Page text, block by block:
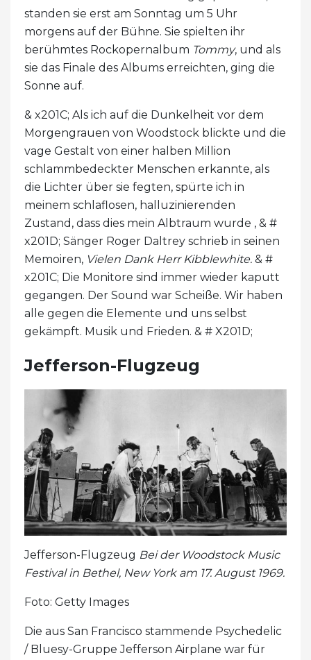
standen sie erst am Sonntag um 5 Uhr
morgens auf der Bühne. Sie spielten ihr
berühmtes Rockopernalbum Tommy, und als
sie das Finale des Albums erreichten, ging die
Sonne auf.
& x201C; Als ich auf die Dunkelheit vor dem
Morgengrauen von Woodstock blickte und die
vage Gestalt von einer halben Million
schlammbedeckter Menschen erkannte, als
die Lichter über sie fegten, spürte ich in
meinem schlaflosen, halluzinierenden
Zustand, dass dies mein Albtraum wurde , & #
x201D; Sänger Roger Daltrey schrieb in seinen
Memoiren, Vielen Dank Herr Kibblewhite. & #
x201C; Die Monitore sind immer wieder kaputt
gegangen. Der Sound war Scheiße. Wir haben
alle gegen die Elemente und uns selbst
gekämpft. Musik und Frieden. & # X201D;
Jefferson-Flugzeug
Jefferson-Flugzeug Bei der Woodstock Music
Festival in Bethel, New York am 17. August 1969.
Foto: Getty Images
Die aus San Francisco stammende Psychedelic
/ Bluesy-Gruppe Jefferson Airplane war für